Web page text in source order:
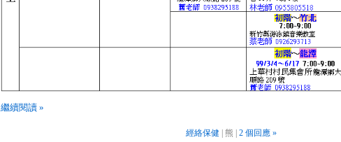
繼續閱讀 »
經絡保健 | 熊 | 2 個回應 »